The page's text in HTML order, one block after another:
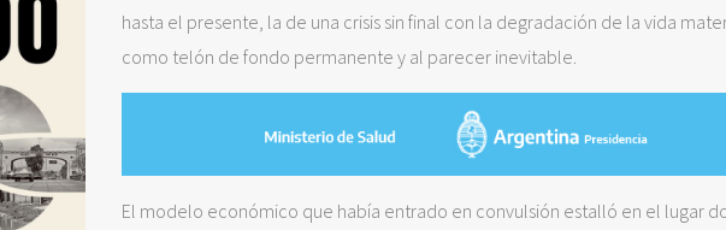
hasta el presente, la de una crisis sin final con la degradación de la vida
como telón de fondo permanente y al parecer inevitable.
El modelo económico que había entrado en convulsión estalló en el lugar